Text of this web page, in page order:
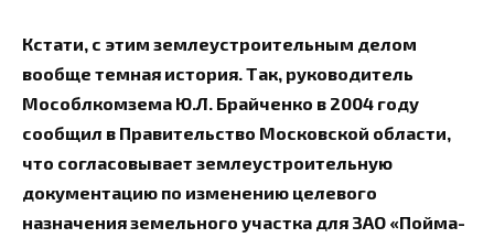
Кстати, с этим землеустроительным делом
вообще темная история. Так, руководитель
Мособлкомзема Ю.Л. Брайченко в 2004 году
сообщил в Правительство Московской области,
что согласовывает землеустроительную
документацию по изменению целевого
назначения земельного участка для ЗАО «Пойма-